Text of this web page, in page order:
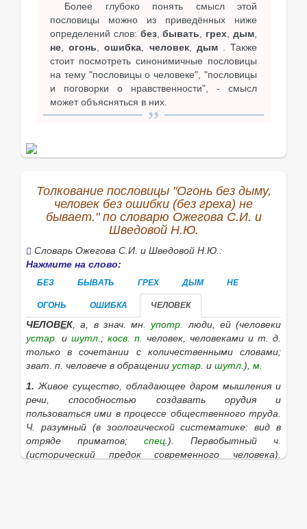
Более глубоко понять смысл этой
пословицы можно из приведённых ниже
определений слов: без,бывать, грех,дым,
не,огонь,ошибка, человек, дым. Также
стоит посмотреть синонимичные пословицы
на тему "пословицы о человеке", "пословицы
и поговорки о нравственности", - смысл
может объясняться в них.
Толкование пословицы "Огонь без дыму,
человек без ошибки (без греха) не
бывает." по словарю Ожегова С.И. и
Шведовой Н.Ю.
Словарь Ожегова С.И. и Шведовой Н.Ю.:
Нажмите на слово:
БЕЗ БЫВАТЬ ГРЕХ ДЫМ НЕ
ОГОНЬ ОШИБКА ЧЕЛОВЕК
ЧЕЛОВЕК, а, в знач. мн. употр. люди, ей (человеки
устар. и шутл.; косв. п. человек, человеками и т. д.
только в сочетании с количественными словами;
зват. п. человече в обращении устар. и шутл.), м.
1. Живое существо, обладающее даром мышления и
речи, способностью создавать орудия и
пользоваться ими в процессе общественного труда.
Ч. разумный(в зоологической систематике: вид в
отряде приматов; спец.). Первобытный ч.
(исторический предок современного человека).